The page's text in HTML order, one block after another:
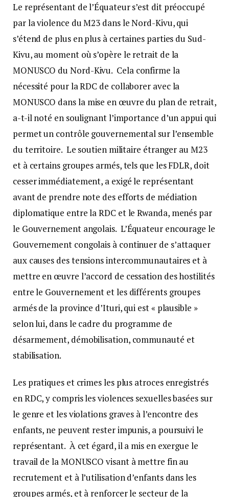
Le représentant de l’Équateur s’est dit préoccupé
par la violence du M23 dans le Nord-Kivu, qui
s’étend de plus en plus à certaines parties du Sud-
Kivu, au moment où s’opère le retrait de la
MONUSCO du Nord-Kivu. Cela confirme la
nécessité pour la RDC de collaborer avec la
MONUSCO dans la mise en œuvre du plan de retrait,
a-t-il noté en soulignant l’importance d’un appui qui
permet un contrôle gouvernemental sur l’ensemble
du territoire. Le soutien militaire étranger au M23
et à certains groupes armés, tels que les FDLR, doit
cesser immédiatement, a exigé le représentant
avant de prendre note des efforts de médiation
diplomatique entre la RDC et le Rwanda, menés par
le Gouvernement angolais. L’Équateur encourage le
Gouvernement congolais à continuer de s’attaquer
aux causes des tensions intercommunautaires et à
mettre en œuvre l’accord de cessation des hostilités
entre le Gouvernement et les différents groupes
armés de la province d’Ituri, qui est « plausible »
selon lui, dans le cadre du programme de
désarmement, démobilisation, communauté et
stabilisation.
Les pratiques et crimes les plus atroces enregistrés
en RDC, y compris les violences sexuelles basées sur
le genre et les violations graves à l’encontre des
enfants, ne peuvent rester impunis, a poursuivi le
représentant. À cet égard, il a mis en exergue le
travail de la MONUSCO visant à mettre fin au
recrutement et à l’utilisation d’enfants dans les
groupes armés, et à renforcer le secteur de la